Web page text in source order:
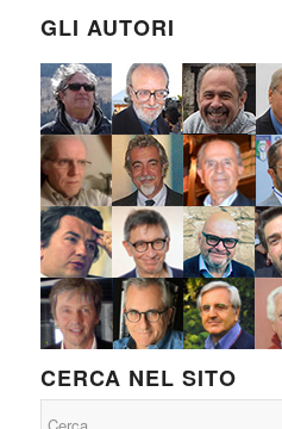
GLI AUTORI
CERCA NEL SITO